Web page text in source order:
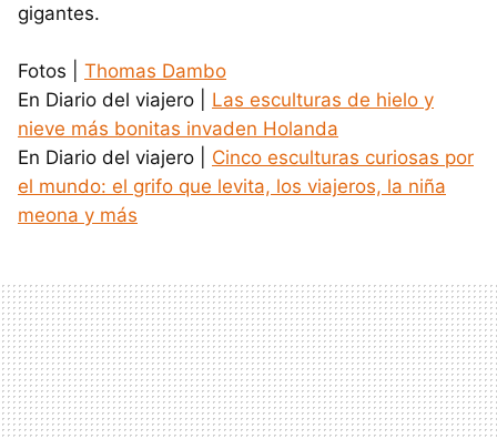
gigantes.
Fotos | Thomas Dambo
En Diario del viajero | Las esculturas de hielo y
nieve más bonitas invaden Holanda
En Diario del viajero | Cinco esculturas curiosas por
el mundo: el grifo que levita, los viajeros, la niña
meona y más